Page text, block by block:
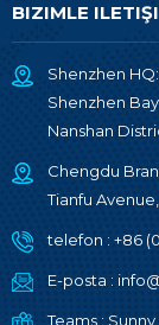
BIZIMLE
Shenzhen
Shenzhen
Nanshan
Chengdu
Tianfu
telefon : +86
E-posta :
Teams : Sunny